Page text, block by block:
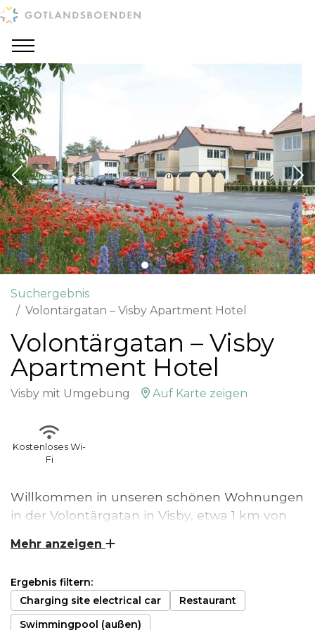
Suchergebnis
Volontärgatan – Visby Apartment Hotel
Volontärgatan – Visby
Apartment Hotel
Visby mit Umgebung Auf Karte zeigen
Kostenloses Wi-
Fi
Willkommen in unseren schönen Wohnungen
in der Volontärgatan in Visby, etwa 1 km von
einer Selbstversorgerwohnung. Bettwäsche
Endreinigung der Wohnung enthalten.
Diese Wohnungen liegen 1 km vom Visby
Mehr anzeigen
Ergebnis filtern:
Charging site electrical car
Restaurant
Swimmingpool (außen)